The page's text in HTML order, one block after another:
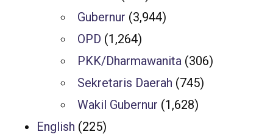
Gubernur (3,944)
OPD (1,264)
PKK/Dharmawanita (306)
Sekretaris Daerah (745)
Wakil Gubernur (1,628)
English (225)